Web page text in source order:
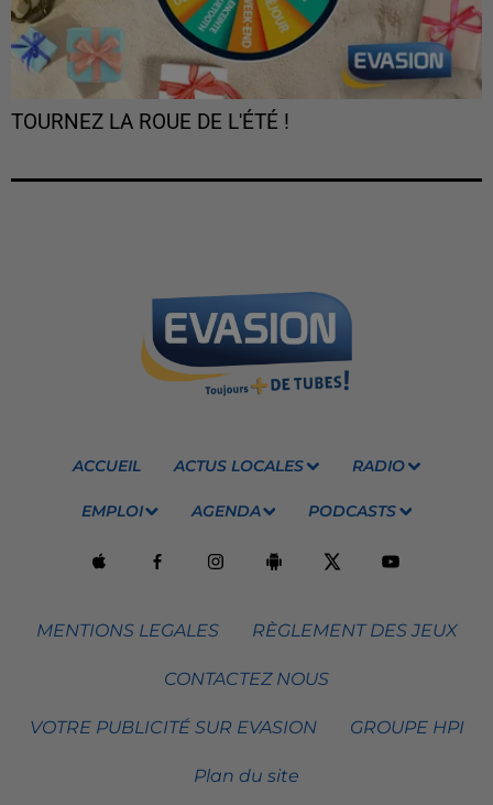
TOURNEZ LA ROUE DE L'ÉTÉ !
ACCUEIL ACTUS LOCALES RADIO
EMPLOI AGENDA PODCASTS
MENTIONS LEGALES RÈGLEMENT DES JEUX
CONTACTEZ NOUS
VOTRE PUBLICITÉ SUR EVASION GROUPE HPI
Plan du site